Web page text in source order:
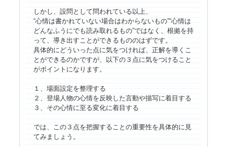
しかし、設問として問われている以上、
“心情は書かれていない場合はわからないもの”“心情は
どんなふうにでも読み取れるもの”ではなく、根拠を持
って、導き出すことができるもののはずです。
具体的にどういった点に気をつければ、正解を導くこ
とができるのかですが、以下の３点に気をつけること
がポイントになります。
１、場面設定を整理する
２、登場人物の心情を反映した言動や描写に着目する
３、その心情に至る変化に着目する
では、この３点を把握することの重要性を具体的に見
てみましょう。